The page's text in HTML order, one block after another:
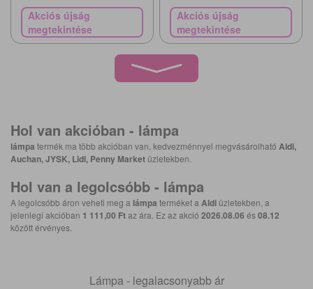
Akciós újság
megtekintése
Akciós újság
megtekintése
Hol van akcióban - lámpa
lámpa termék ma több akcióban van, kedvezménnyel megvásárolható Aldi,
Auchan, JYSK, Lidl, Penny Market üzletekben.
Hol van a legolcsóbb - lámpa
A legolcsóbb áron veheti meg a lámpa terméket a Aldi üzletekben, a
jelenlegi akcióban 1 111,00 Ftaz ára. Ez az akció 2026.08.06 és08.12
között érvényes.
Lámpa - legalacsonyabb ár